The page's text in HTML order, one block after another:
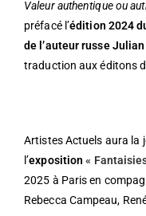
Valeur authentique ou
préfacé l’édition 2024
de l’auteur russe
traduction aux éditons
Artistes Actuels aura la
l’exposition«
2025 à Paris en
Rebecca Campeau,